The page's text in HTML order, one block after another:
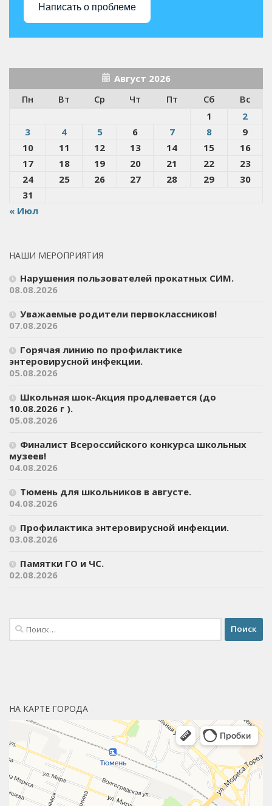
Написать о проблеме
Август 2026
Пн
Вт Ср Чт Пт Сб
Вс
1
2
3
4 5 6 7 8
9
10
11 12 13 14 15
16
17
18 19 20 21 22
23
24
25 26 27 28 29
30
31
« Июл
НАШИ МЕРОПРИЯТИЯ
Нарушения пользователей прокатных СИМ.
08.08.2026
Уважаемые родители первоклассников!
07.08.2026
Горячая линию по профилактике
энтеровирусной инфекции.
05.08.2026
Школьная шок-Акция продлевается (до
10.08.2026 г ).
05.08.2026
Финалист Всероссийского конкурса школьных
музеев!
04.08.2026
Тюмень для школьников в августе.
04.08.2026
Профилактика энтеровирусной инфекции.
03.08.2026
Памятки ГО и ЧС.
02.08.2026
Найти:
НА КАРТЕ ГОРОДА